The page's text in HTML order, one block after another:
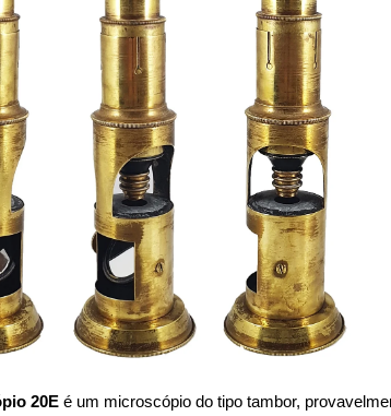
20E é um microscópio do tipo tambor,